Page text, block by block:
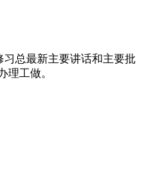
总最新主要讲话和主要批
理工做。